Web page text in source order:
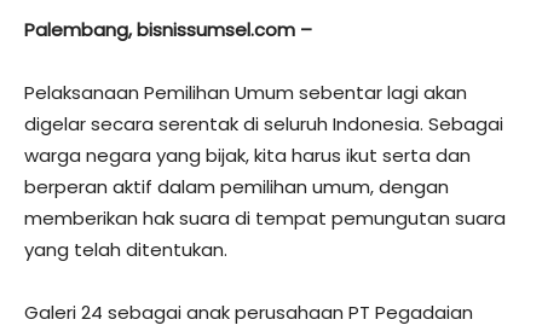
Palembang, bisnissumsel.com –
Pelaksanaan Pemilihan Umum sebentar lagi akan
digelar secara serentak di seluruh Indonesia. Sebagai
warga negara yang bijak, kita harus ikut serta dan
berperan aktif dalam pemilihan umum, dengan
memberikan hak suara di tempat pemungutan suara
yang telah ditentukan.
Galeri 24 sebagai anak perusahaan PT Pegadaian